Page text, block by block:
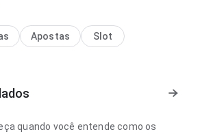
o app mais interessante para testar.
Apostas
Slot
quando você entende como os